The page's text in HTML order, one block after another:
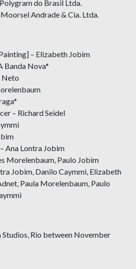
do Brasil Ltda.
Andrade & Cia. Ltda.
– Elizabeth Jobim
Banda Nova*
Neto
– Richard Seidel
Ana Lontra Jobim
Morelenbaum, Paulo Jobim
Jobim, Danilo Caymmi, Elizabeth
Paula Morelenbaum, Paulo
Rio between November